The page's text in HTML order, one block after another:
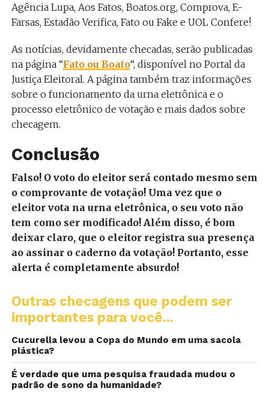
Agência Lupa, Aos Fatos, Boatos.org, Comprova, E-
Farsas, Estadão Verifica, Fato ou Fake e UOL Confere!
As notícias, devidamente checadas, serão publicadas
na página “Fato ou Boato“, disponível no Portal da
Justiça Eleitoral. A página também traz informações
sobre o funcionamento da urna eletrônica e o
processo eletrônico de votação e mais dados sobre
checagem.
Conclusão
Falso! O voto do eleitor será contado mesmo sem
o comprovante de votação! Uma vez que o
eleitor vota na urna eletrônica, o seu voto não
tem como ser modificado! Além disso, é bom
deixar claro, que o eleitor registra sua presença
ao assinar o caderno da votação! Portanto, esse
alerta é completamente absurdo!
Outras checagens que podem ser
importantes para você...
Cucurella levou a Copa do Mundo em uma sacola
plástica?
É verdade que uma pesquisa fraudada mudou o
padrão de sono da humanidade?